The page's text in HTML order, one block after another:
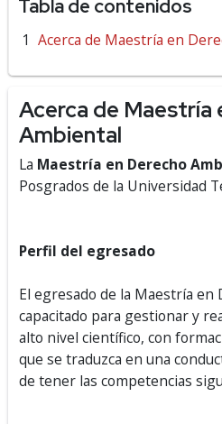
Tabla de contenidos
Acerca de Maestría en
Acerca de Maestría
Ambiental
La Maestría en Derecho
Posgrados de la Universidad
Perfil del egresado
El egresado de la Maestría
capacitado para gestionar y
alto nivel científico, con
que se traduzca en una
de tener las competencias